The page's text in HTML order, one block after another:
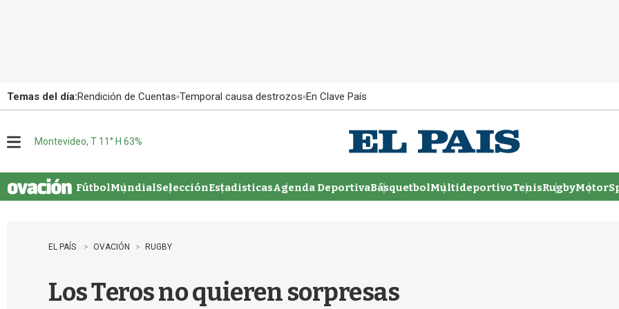
Temas del día:Rendición de Cuentas Temporal causa destrozos En Clave País
u
Montevideo, T 11° H 63%
FútbolMundialSelecciónEstadisticasAgenda DeportivaBásquetbolMultideportivoTenisRugby
EL PAÍS OVACIÓN RUGBY
Los Teros no quieren sorpresas